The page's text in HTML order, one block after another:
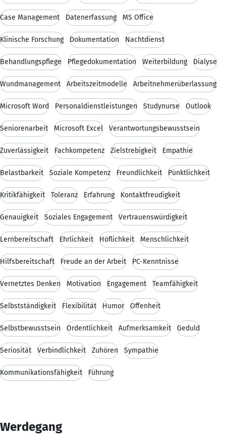
Case Management Datenerfassung MS Office
Klinische Forschung Dokumentation Nachtdienst
Behandlungspflege Pflegedokumentation Weiterbildung Dialyse
Wundmanagement Arbeitszeitmodelle Arbeitnehmerüberlassung
Microsoft Word Personaldienstleistungen Studynurse Outlook
Seniorenarbeit Microsoft Excel Verantwortungsbewusstsein
Zuverlässigkeit Fachkompetenz Zielstrebigkeit Empathie
Belastbarkeit Soziale Kompetenz Freundlichkeit Pünktlichkeit
Kritikfähigkeit Toleranz Erfahrung Kontaktfreudigkeit
Genauigkeit Soziales Engagement Vertrauenswürdigkeit
Lernbereitschaft Ehrlichkeit Höflichkeit Menschlichkeit
Hilfsbereitschaft Freude an der Arbeit PC-Kenntnisse
Vernetztes Denken Motivation Engagement Teamfähigkeit
Selbstständigkeit Flexibilität Humor Offenheit
Selbstbewusstsein Ordentlichkeit Aufmerksamkeit Geduld
Seriosität Verbindlichkeit Zuhören Sympathie
Kommunikationsfähigkeit Führung
Werdegang